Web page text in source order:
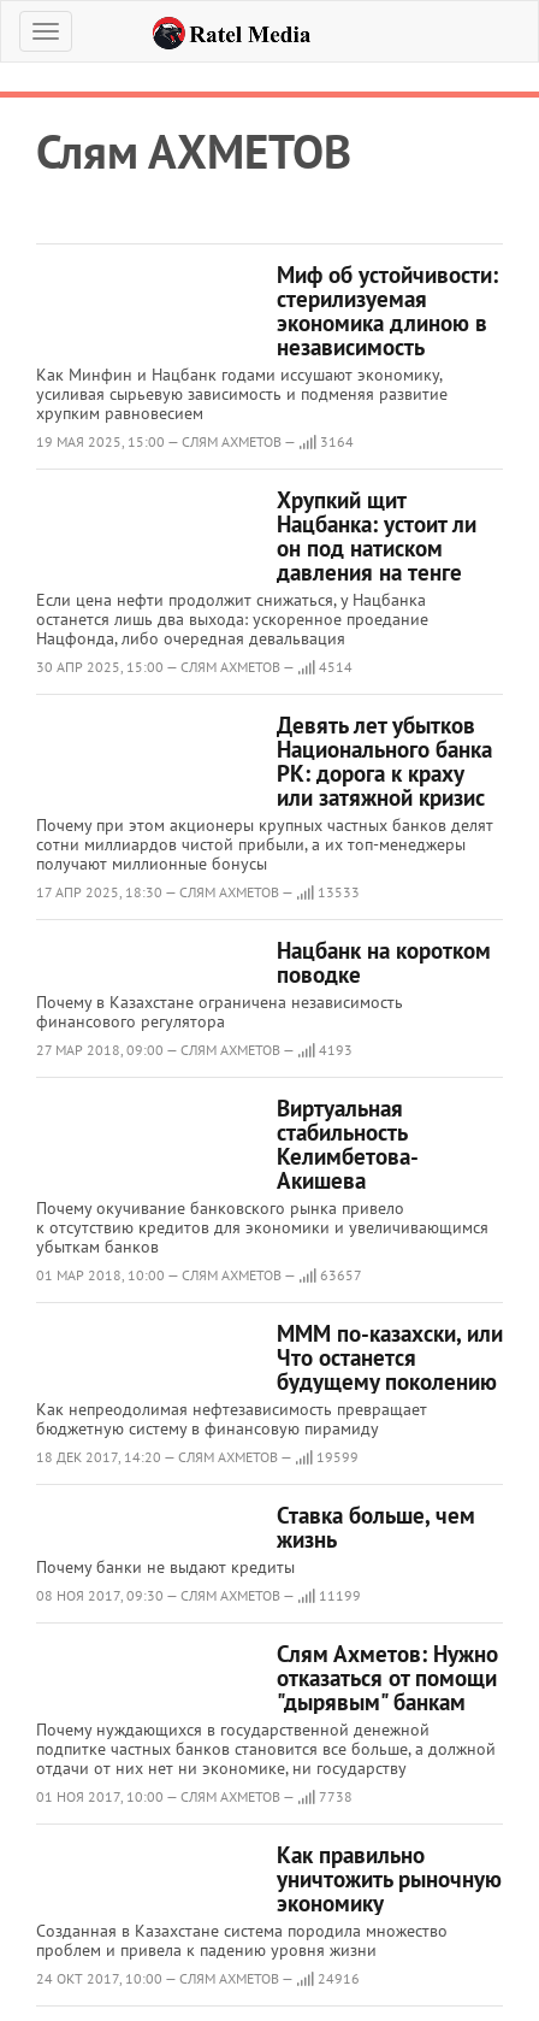
Меню
Слям АХМЕТОВ
Миф об устойчивости:
стерилизуемая
экономика длиною в
независимость
Как Минфин и Нацбанк годами иссушают экономику,
усиливая сырьевую зависимость и подменяя развитие
хрупким равновесием
19 МАЯ 2025, 15:00 — СЛЯМ АХМЕТОВ — 3164
Хрупкий щит
Нацбанка: устоит ли
он под натиском
давления на тенге
Если цена нефти продолжит снижаться, у Нацбанка
останется лишь два выхода: ускоренное проедание
Нацфонда, либо очередная девальвация
30 АПР 2025, 15:00 — СЛЯМ АХМЕТОВ — 4514
Девять лет убытков
Национального банка
РК: дорога к краху
или затяжной кризис
Почему при этом акционеры крупных частных банков делят
сотни миллиардов чистой прибыли, а их топ-менеджеры
получают миллионные бонусы
17 АПР 2025, 18:30 — СЛЯМ АХМЕТОВ — 13533
Нацбанк на коротком
поводке
Почему в Казахстане ограничена независимость
финансового регулятора
27 МАР 2018, 09:00 — СЛЯМ АХМЕТОВ — 4193
Виртуальная
стабильность
Келимбетова-
Акишева
Почему окучивание банковского рынка привело
к отсутствию кредитов для экономики и увеличивающимся
убыткам банков
01 МАР 2018, 10:00 — СЛЯМ АХМЕТОВ — 63657
МММ по-казахски, или
Что останется
будущему поколению
Как непреодолимая нефтезависимость превращает
бюджетную систему в финансовую пирамиду
18 ДЕК 2017, 14:20 — СЛЯМ АХМЕТОВ — 19599
Ставка больше, чем
жизнь
Почему банки не выдают кредиты
08 НОЯ 2017, 09:30 — СЛЯМ АХМЕТОВ — 11199
Слям Ахметов: Нужно
отказаться от помощи
"дырявым" банкам
Почему нуждающихся в государственной денежной
подпитке частных банков становится все больше, а должной
отдачи от них нет ни экономике, ни государству
01 НОЯ 2017, 10:00 — СЛЯМ АХМЕТОВ — 7738
Как правильно
уничтожить рыночную
экономику
Созданная в Казахстане система породила множество
проблем и привела к падению уровня жизни
24 ОКТ 2017, 10:00 — СЛЯМ АХМЕТОВ — 24916